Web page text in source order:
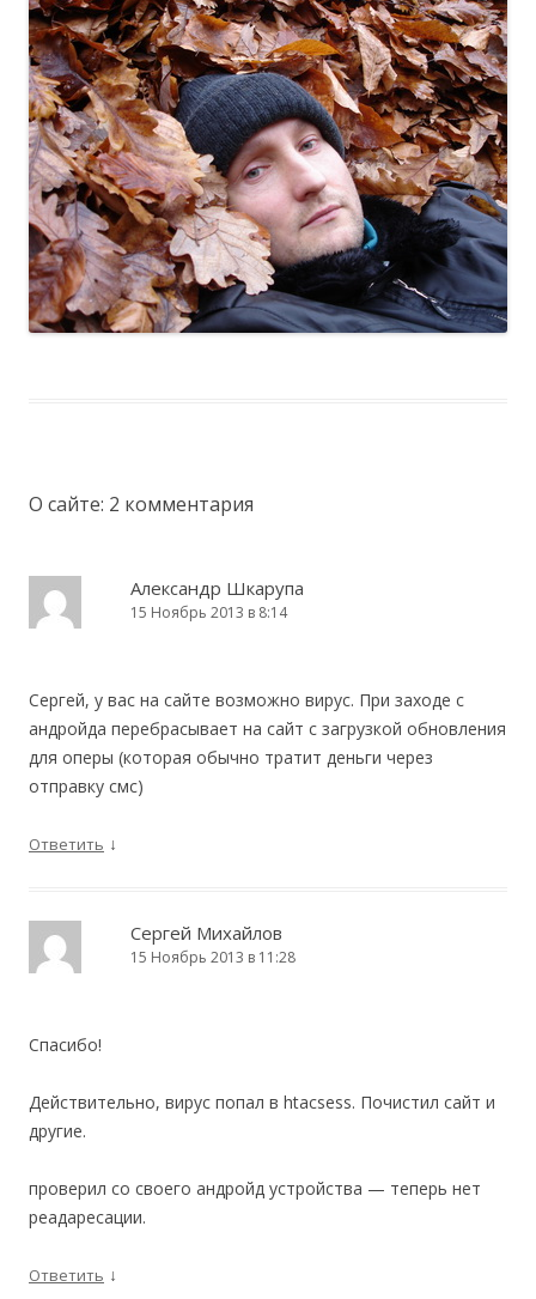
О сайте: 2 комментария
Александр Шкарупа
15 Ноябрь 2013 в 8:14
Сергей, у вас на сайте возможно вирус. При заходе с
андройда перебрасывает на сайт с загрузкой обновления
для оперы (которая обычно тратит деньги через
отправку смс)
Ответить ↓
Сергей Михайлов
15 Ноябрь 2013 в 11:28
Спасибо!
Действительно, вирус попал в htacsess. Почистил сайт и
другие.
проверил со своего андройд устройства — теперь нет
реадаресации.
Ответить ↓